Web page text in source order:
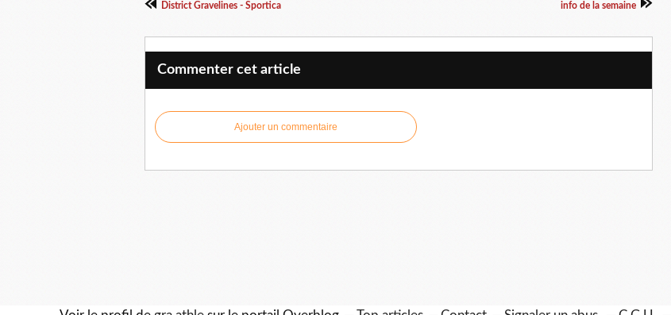
District Gravelines - Sportica info de la semaine
Commenter cet article
Ajouter un commentaire